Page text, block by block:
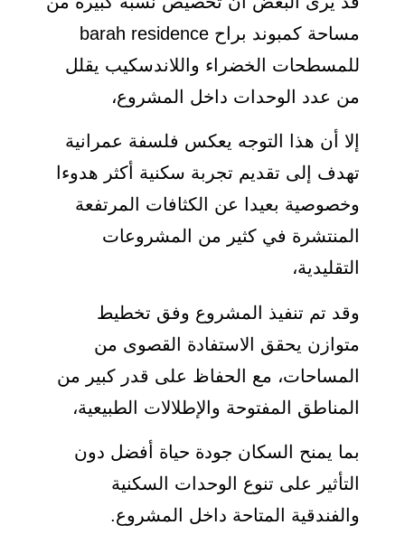
مساحة كمبوند براح barah residence
للمسطحات الخضراء واللاندسكيب يقلل
من عدد الوحدات داخل المشروع،
إلا أن هذا التوجه يعكس فلسفة عمرانية
تهدف إلى تقديم تجربة سكنية أكثر هدوءا
وخصوصية بعيدا عن الكثافات المرتفعة
المنتشرة في كثير من المشروعات
التقليدية،
وقد تم تنفيذ المشروع وفق تخطيط
متوازن يحقق الاستفادة القصوى من
المساحات، مع الحفاظ على قدر كبير من
المناطق المفتوحة والإطلالات الطبيعية،
بما يمنح السكان جودة حياة أفضل دون
التأثير على تنوع الوحدات السكنية
والفندقية المتاحة داخل المشروع.